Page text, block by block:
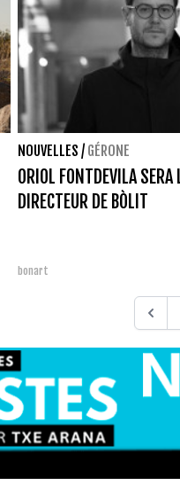
NOUVELLES / GÉRONE
ORIOL FONTDEVILA SERA
DIRECTEUR DE BÒLIT
bonart